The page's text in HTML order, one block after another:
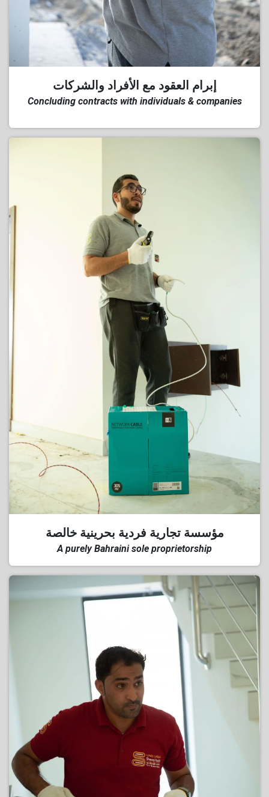
‎إبرام العقود مع الأفراد والشركات
Concluding contracts with individuals & companies
‎مؤسسة تجارية فردية بحرينية خالصة
A purely Bahraini sole proprietorship